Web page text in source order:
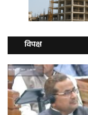
विपक्ष